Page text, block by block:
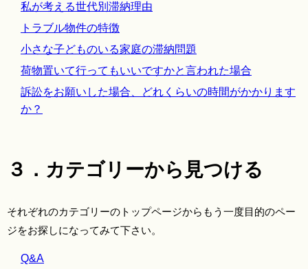
私が考える世代別滞納理由
トラブル物件の特徴
小さな子どものいる家庭の滞納問題
荷物置いて行ってもいいですかと言われた場合
訴訟をお願いした場合、どれくらいの時間がかかります
か？
３．カテゴリーから見つける
それぞれのカテゴリーのトップページからもう一度目的のペー
ジをお探しになってみて下さい。
Q&A